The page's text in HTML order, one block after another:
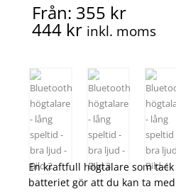
Från: 355 kr
444 kr inkl. moms
En kraftfull högtalare som
batteriet gör att du kan ta